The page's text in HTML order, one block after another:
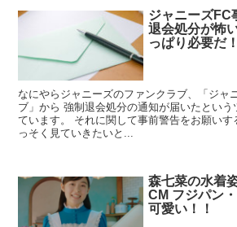
ジャニーズFC
退会処分が怖
っぱり必要だ
なにやらジャニーズのファンクラブ、「ジャ
ブ」から 強制退会処分の通知が届いたという
ています。 それに関して事前警告をお願いす
っそく見ていきたいと...
森七菜の水着
CM フジパン
可愛い！！